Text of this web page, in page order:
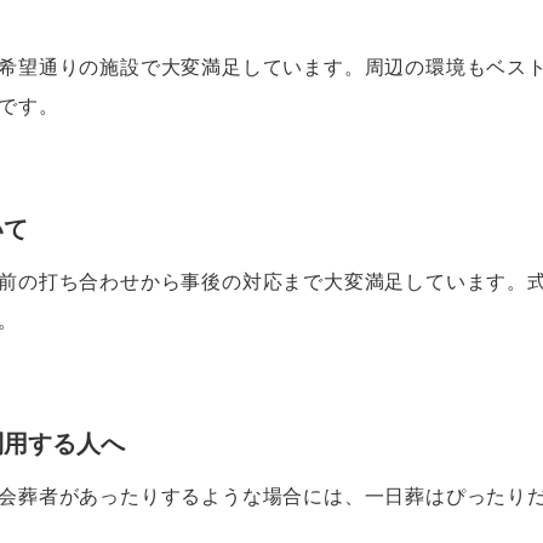
望通りの施設で大変満足しています。周辺の環境もベスト
す。
の打ち合わせから事後の対応まで大変満足しています。
する人へ
葬者があったりするような場合には、一日葬はぴったり